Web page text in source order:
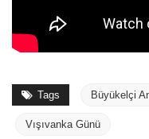
Tags Büyükelçi
Vışıvanka Günü